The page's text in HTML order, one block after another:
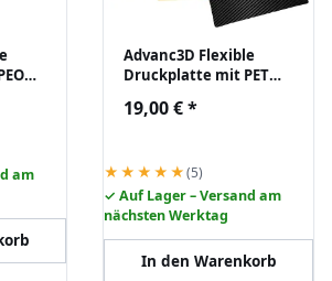
am
Advanc3D Flexible
Druckplatte mit PET
Bambu Lab X1 X1C P1P
19,00 €*
★★★★★(5)
✓ Auf Lager – Versand am
nächsten Werktag
In den Warenkorb